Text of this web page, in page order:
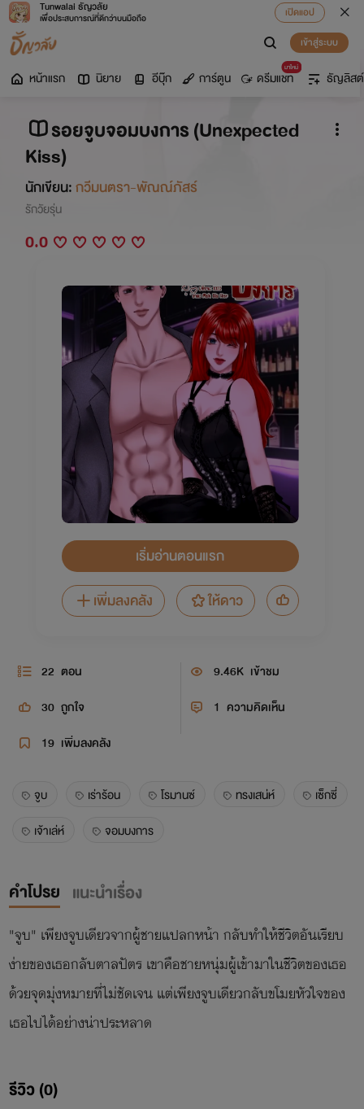
Tunwalai ธัญวลัย
เพื่อประสบการณ์ที่ดีกว่าบนมือถือ
เปิดแอป
เข้าสู่ระบบ
หน้าแรก นิยาย อีบุ๊ก การ์ตูน
มาใหม่
ดรีมแชท ธัญลิสต์
รอยจูบจอมบงการ (Unexpected
Kiss)
นักเขียน:กวีมนตรา-พัณณ์ภัสร์
รักวัยรุ่น
0.0
เริ่มอ่านตอนแรก
เพิ่มลงคลัง
ให้ดาว
22 ตอน 9.46K เข้าชม
30 ถูกใจ 1 ความคิดเห็น
19 เพิ่มลงคลัง
จูบ เร่าร้อน โรมานซ์ ทรงเสน่ห์
เซ็กซี่
เจ้าเล่ห์
จอมบงการ
คำโปรย แนะนำเรื่อง
"จูบ" เพียงจูบเดียวจากผู้ชายแปลกหน้า กลับทำให้ชีวิตอันเรียบ
ง่ายของเธอกลับตาลปัตร เขาคือชายหนุ่มผู้เข้ามาในชีวิตของเธอ
ด้วยจุดมุ่งหมายที่ไม่ชัดเจน แต่เพียงจูบเดียวกลับขโมยหัวใจของ
เธอไปได้อย่างน่าประหลาด
รีวิว (0)